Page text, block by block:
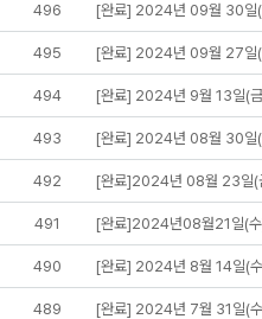
496 [완료] 2024년 09월 30일(
495 [완료] 2024년 09월 27일(
494 [완료] 2024년 9월 13일(
493 [완료] 2024년 08월 30일(
492 [완료]2024년 08월 23일(
491 [완료]2024년08월21일(수
490 [완료] 2024년 8월 14일(
489 [완료] 2024년 7월 31일(